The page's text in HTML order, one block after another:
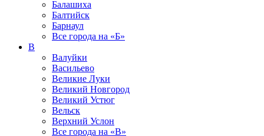
Балашиха
Балтийск
Барнаул
Все города на «Б»
В
Валуйки
Васильево
Великие Луки
Великий Новгород
Великий Устюг
Вельск
Верхний Услон
Все города на «В»